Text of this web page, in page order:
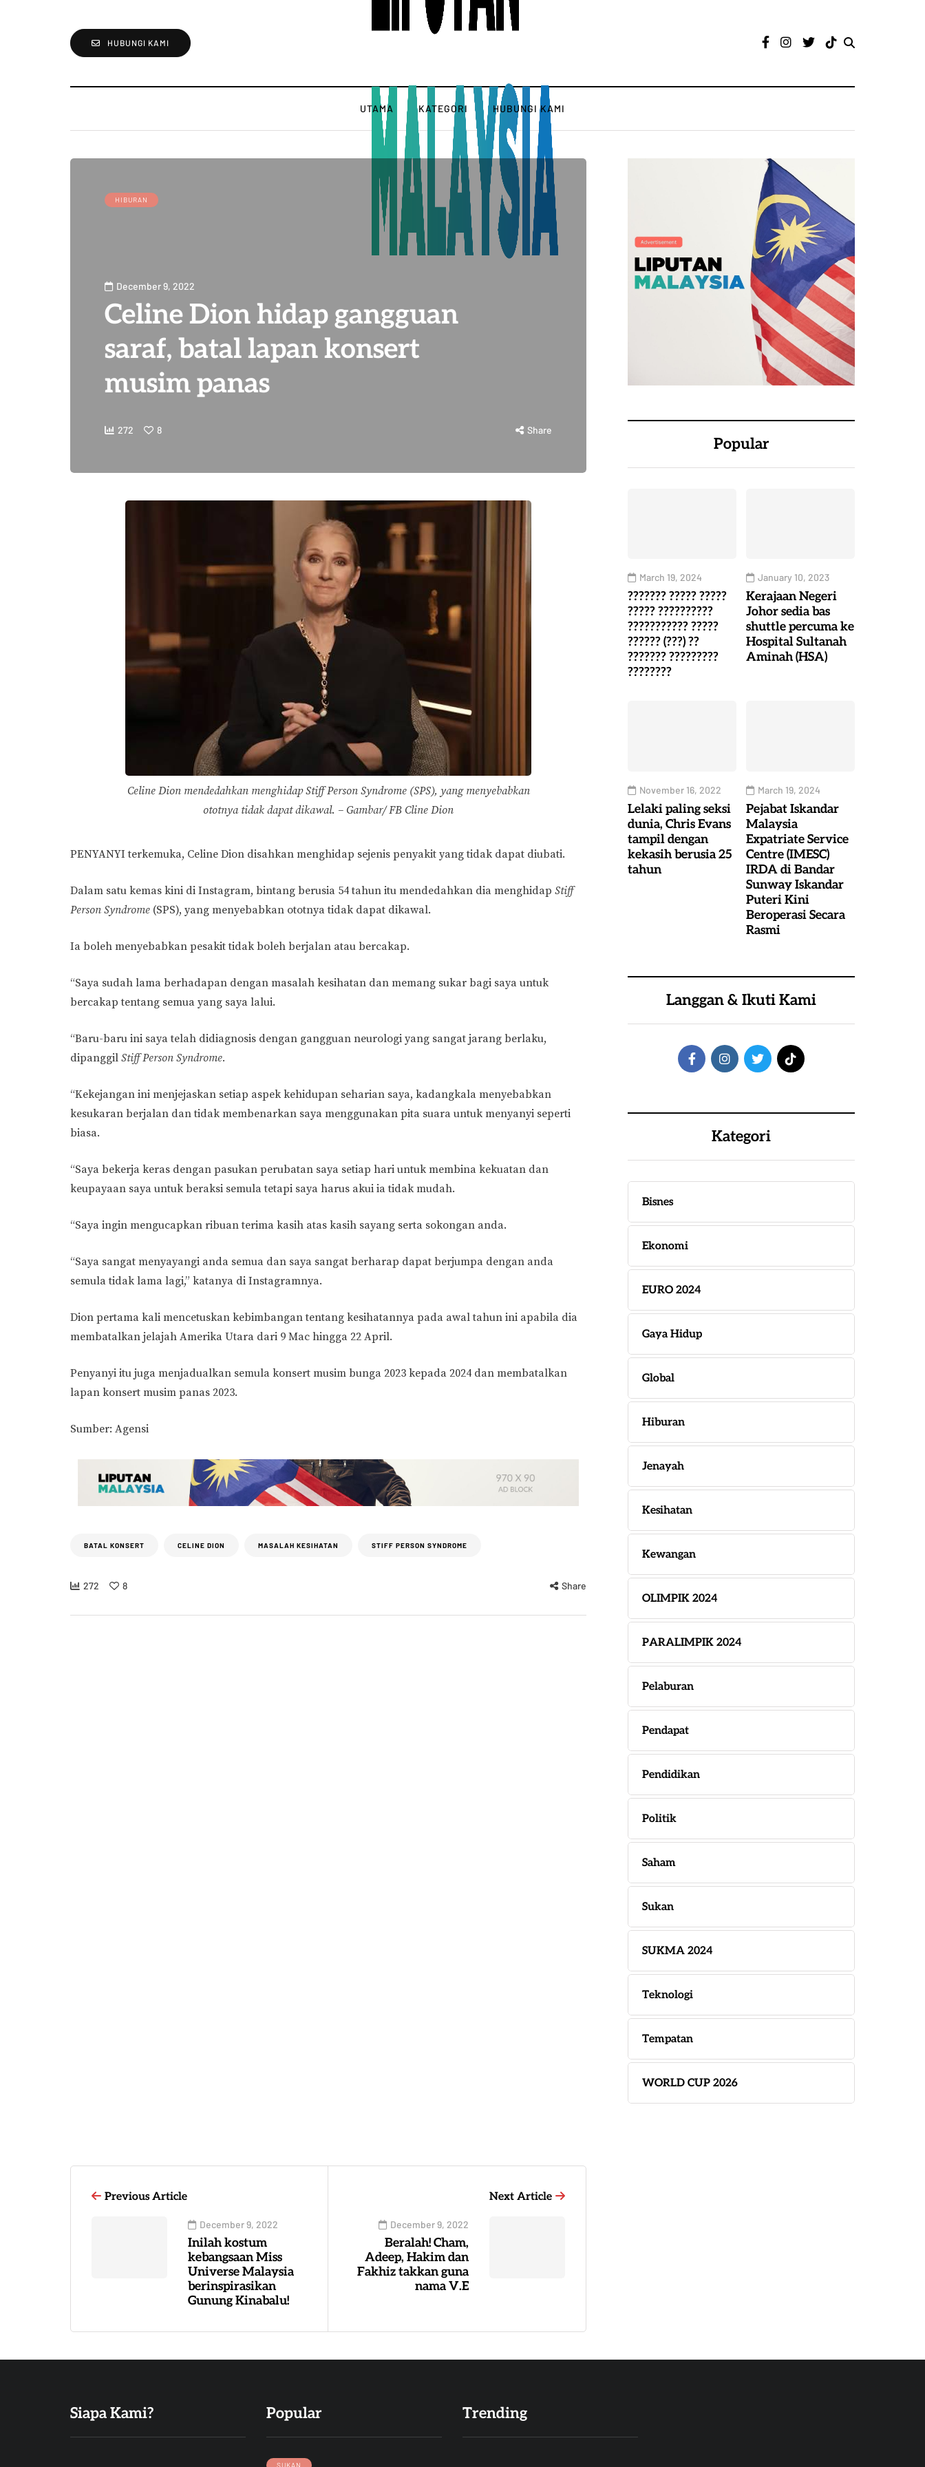
HUBUNGI KAMI
UTAMA KATEGORI HUBUNGI KAMI
HIBURAN
December 9, 2022
Celine Dion hidap gangguan
saraf, batal lapan konsert
musim panas
272 8 Share
Celine Dion mendedahkan menghidap Stiff Person Syndrome (SPS), yang menyebabkan
ototnya tidak dapat dikawal. – Gambar/ FB Cline Dion
PENYANYI terkemuka, Celine Dion disahkan menghidap sejenis penyakit yang tidak dapat diubati.
Dalam satu kemas kini di Instagram, bintang berusia 54 tahun itu mendedahkan dia menghidap Stiff
Person Syndrome (SPS), yang menyebabkan ototnya tidak dapat dikawal.
Ia boleh menyebabkan pesakit tidak boleh berjalan atau bercakap.
“Saya sudah lama berhadapan dengan masalah kesihatan dan memang sukar bagi saya untuk
bercakap tentang semua yang saya lalui.
“Baru-baru ini saya telah didiagnosis dengan gangguan neurologi yang sangat jarang berlaku,
dipanggil Stiff Person Syndrome.
“Kekejangan ini menjejaskan setiap aspek kehidupan seharian saya, kadangkala menyebabkan
kesukaran berjalan dan tidak membenarkan saya menggunakan pita suara untuk menyanyi seperti
biasa.
“Saya bekerja keras dengan pasukan perubatan saya setiap hari untuk membina kekuatan dan
keupayaan saya untuk beraksi semula tetapi saya harus akui ia tidak mudah.
“Saya ingin mengucapkan ribuan terima kasih atas kasih sayang serta sokongan anda.
“Saya sangat menyayangi anda semua dan saya sangat berharap dapat berjumpa dengan anda
semula tidak lama lagi,” katanya di Instagramnya.
Dion pertama kali mencetuskan kebimbangan tentang kesihatannya pada awal tahun ini apabila dia
membatalkan jelajah Amerika Utara dari 9 Mac hingga 22 April.
Penyanyi itu juga menjadualkan semula konsert musim bunga 2023 kepada 2024 dan membatalkan
lapan konsert musim panas 2023.
Sumber: Agensi
BATAL KONSERT CELINE DION MASALAH KESIHATAN STIFF PERSON SYNDROME
272 8 Share
Popular
March 19, 2024
??????? ????? ?????
????? ??????????
??????????? ?????
?????? (???) ??
??????? ?????????
????????
January 10, 2023
Kerajaan Negeri
Johor sedia bas
shuttle percuma ke
Hospital Sultanah
Aminah (HSA)
November 16, 2022
Lelaki paling seksi
dunia, Chris Evans
tampil dengan
kekasih berusia 25
tahun
March 19, 2024
Pejabat Iskandar
Malaysia
Expatriate Service
Centre (IMESC)
IRDA di Bandar
Sunway Iskandar
Puteri Kini
Beroperasi Secara
Rasmi
Langgan & Ikuti Kami
Kategori
Bisnes
Ekonomi
EURO 2024
Gaya Hidup
Global
Hiburan
Jenayah
Kesihatan
Kewangan
OLIMPIK 2024
PARALIMPIK 2024
Pelaburan
Pendapat
Pendidikan
Politik
Saham
Sukan
SUKMA 2024
Teknologi
Tempatan
WORLD CUP 2026
Previous Article
December 9, 2022
Inilah kostum
kebangsaan Miss
Universe Malaysia
berinspirasikan
Gunung Kinabalu!
Next Article
December 9, 2022
Beralah! Cham,
Adeep, Hakim dan
Fakhiz takkan guna
nama V.E
Siapa Kami? Popular
SUKAN
Trending